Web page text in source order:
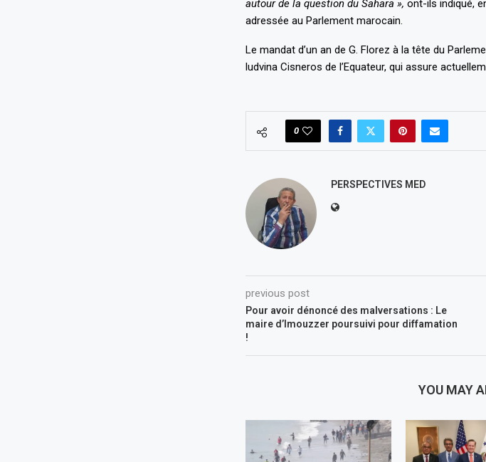
autour de la question du Sahara », ont-ils indiqué,
adressée au Parlement marocain.
Le mandat d’un an de G. Florez à la tête du
ludvina Cisneros de l’Equateur, qui assure
0
PERSPECTIVES MED
previous post
Pour avoir dénoncé des malversations : Le
maire d’Imouzzer poursuivi pour diffamation
!
YOU MAY